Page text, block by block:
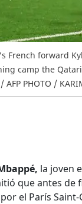
French forward
camp the
PHOTO /
la joven
que antes de
el París